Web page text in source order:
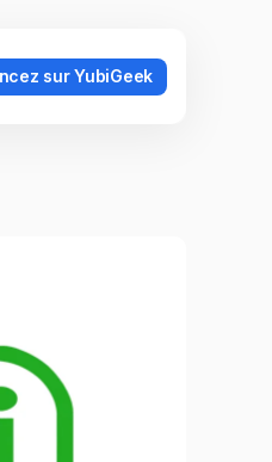
sur YubiGeek